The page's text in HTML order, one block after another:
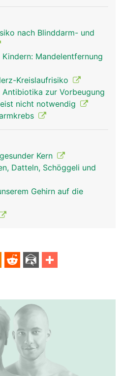
nach Blinddarm- und
Mandelentfernung
Kreislaufrisiko
zur Vorbeugung
nicht notwendig
Kern
Datteln, Schöggeli und
Gehirn auf die